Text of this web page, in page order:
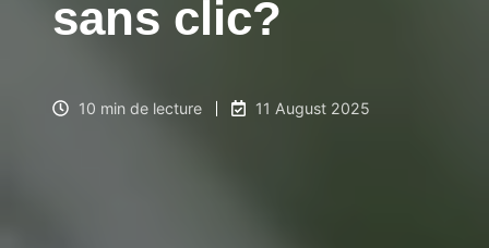
sans clic?
10 min de lecture 11 August 2025